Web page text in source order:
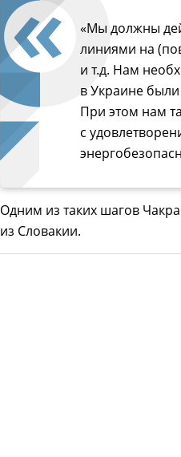
«Мы должны
линиями на
и т.д. Нам
в Украине были
При этом нам
с
Одним из таких шагов
из Словакии.